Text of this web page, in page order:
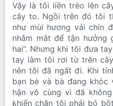
Vậy là tôi liền trèo lên
cây to. Ngồi trên đó tôi
như mùi hương vải chín
nhắm mắt để tận hưởng
hai”. Nhưng khi tôi đưa
tay làm tôi rơi từ trên
nên tôi đã ngất đi. Khi
bạn bè và bà đang
hận vô cùng vì đã
khiến chân tôi phải bó